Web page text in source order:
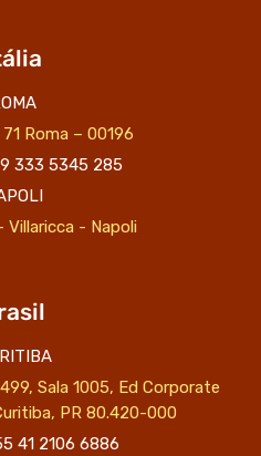
Roma – 00196
333 5345 285
Villaricca - Napoli
Sala 1005, Ed Corporate
PR 80.420-000
41 2106 6886